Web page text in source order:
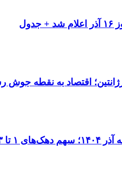
آرژانتین؛ اقتصاد به نقطه جوش
رکورد زد